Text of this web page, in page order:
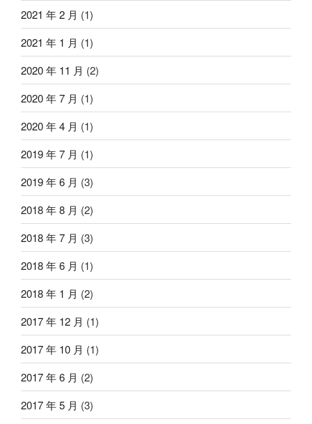
2021 年 2 月 (1)
2021 年 1 月 (1)
2020 年 11 月 (2)
2020 年 7 月 (1)
2020 年 4 月 (1)
2019 年 7 月 (1)
2019 年 6 月 (3)
2018 年 8 月 (2)
2018 年 7 月 (3)
2018 年 6 月 (1)
2018 年 1 月 (2)
2017 年 12 月 (1)
2017 年 10 月 (1)
2017 年 6 月 (2)
2017 年 5 月 (3)